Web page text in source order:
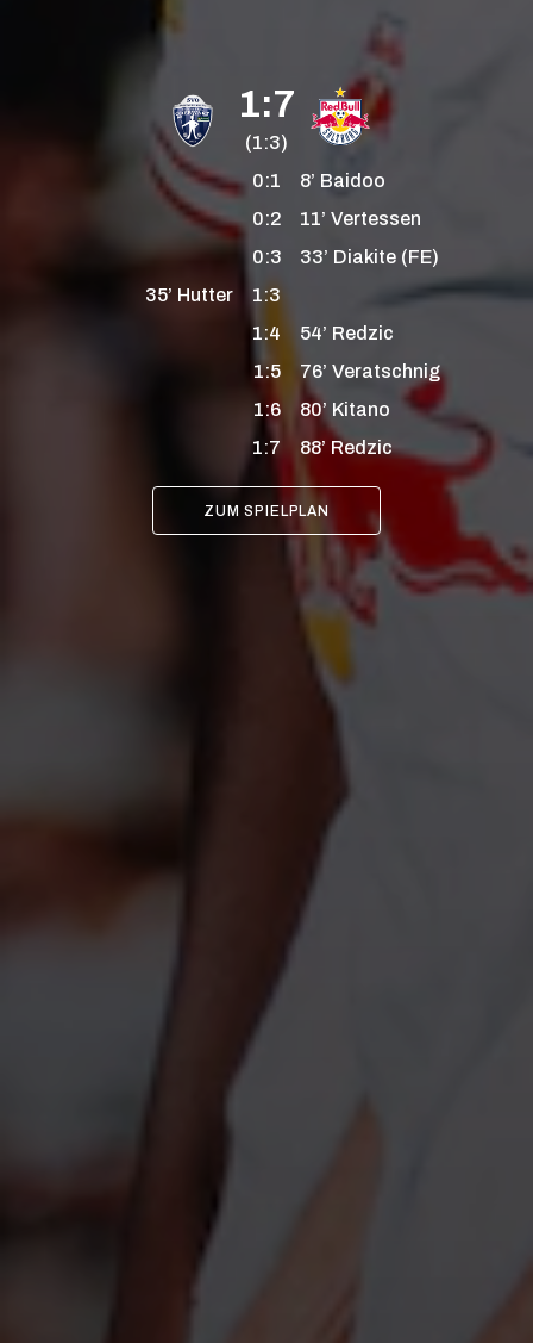
1:7
(1:3)
0:1
8’ Baidoo
0:2
11’ Vertessen
0:3
33’ Diakite (FE)
35’ Hutter
1:3
1:4
54’ Redzic
1:5
76’ Veratschnig
1:6
80’ Kitano
1:7
88’ Redzic
ZUM SPIELPLAN